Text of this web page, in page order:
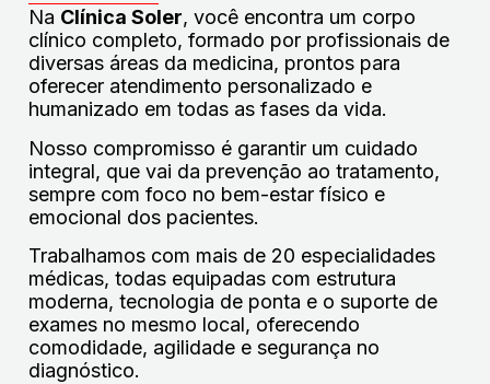
Na Clínica Soler, você encontra um corpo
clínico completo, formado por profissionais de
diversas áreas da medicina, prontos para
oferecer atendimento personalizado e
humanizado em todas as fases da vida.
Nosso compromisso é garantir um cuidado
integral, que vai da prevenção ao tratamento,
sempre com foco no bem-estar físico e
emocional dos pacientes.
Trabalhamos com mais de 20 especialidades
médicas, todas equipadas com estrutura
moderna, tecnologia de ponta e o suporte de
exames no mesmo local, oferecendo
comodidade, agilidade e segurança no
diagnóstico.